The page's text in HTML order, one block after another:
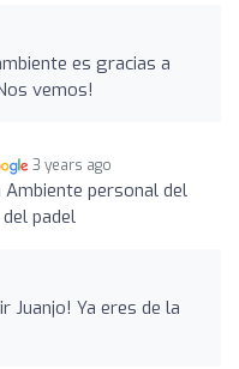
es gracias a
vemos!
3 years ago
Ambiente personal del
padel
Juanjo! Ya eres de la